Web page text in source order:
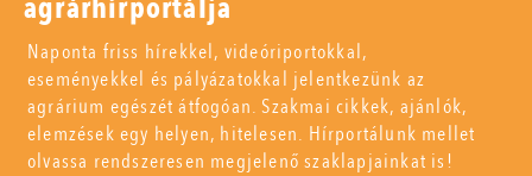
agrárhírportálja
Naponta friss hírekkel, videóriportokkal,
eseményekkel és pályázatokkal jelentkezünk az
agrárium egészét átfogóan. Szakmai cikkek, ajánlók,
elemzések egy helyen, hitelesen. Hírportálunk mellet
olvassa rendszeresen megjelenő szaklapjainkat is!